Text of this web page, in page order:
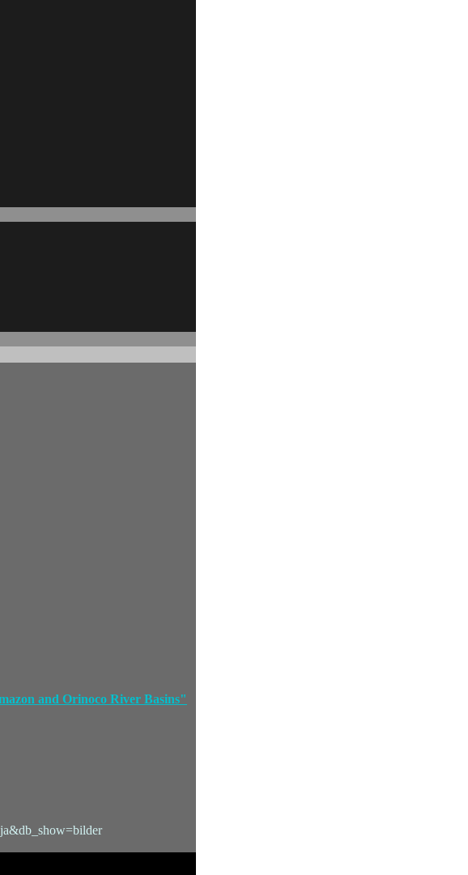
and Orinoco River Basins"